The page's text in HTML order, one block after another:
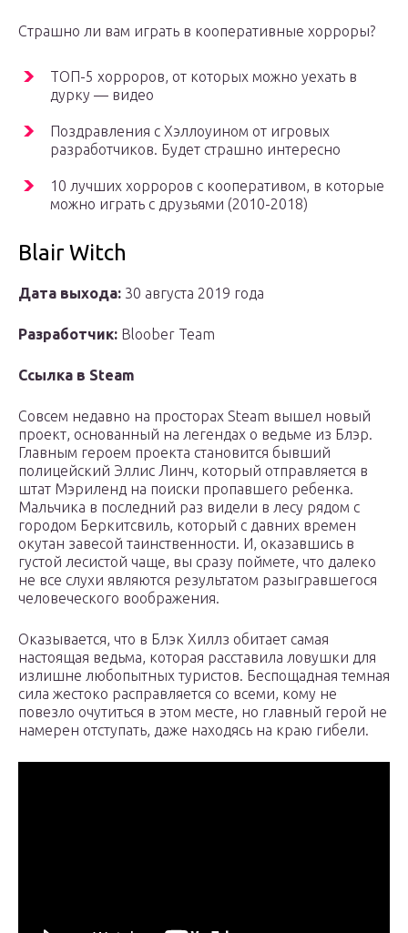
Страшно ли вам играть в кооперативные хорроры?
ТОП-5 хорроров, от которых можно уехать в
дурку — видео
Поздравления с Хэллоуином от игровых
разработчиков. Будет страшно интересно
10 лучших хорроров с кооперативом, в которые
можно играть с друзьями (2010-2018)
Blair Witch
Дата выхода: 30 августа 2019 года
Разработчик: Bloober Team
Ссылка в Steam
Совсем недавно на просторах Steam вышел новый
проект, основанный на легендах о ведьме из Блэр.
Главным героем проекта становится бывший
полицейский Эллис Линч, который отправляется в
штат Мэриленд на поиски пропавшего ребенка.
Мальчика в последний раз видели в лесу рядом с
городом Беркитсвиль, который с давних времен
окутан завесой таинственности. И, оказавшись в
густой лесистой чаще, вы сразу поймете, что далеко
не все слухи являются результатом разыгравшегося
человеческого воображения.
Оказывается, что в Блэк Хиллз обитает самая
настоящая ведьма, которая расставила ловушки для
излишне любопытных туристов. Беспощадная темная
сила жестоко расправляется со всеми, кому не
повезло очутиться в этом месте, но главный герой не
намерен отступать, даже находясь на краю гибели.